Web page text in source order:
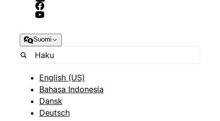
Suomi
English (US)
Bahasa Indonesia
Dansk
Deutsch